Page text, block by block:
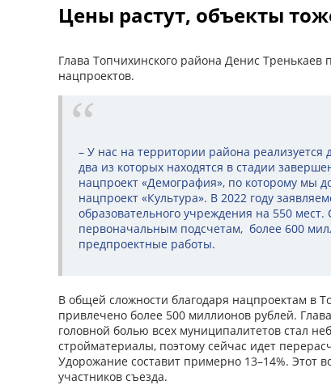
Цены растут, объекты
Глава Топчихинского района Денис Тренькаев
нацпроектов.
– У нас на территории района реализуется
два из которых находятся в стадии
нацпроект «Демография», по которому мы
нацпроект «Культура». В 2022 году
образовательного учреждения на 550 мест.
первоначальным подсчетам, более 600
предпроектные работы.
В общей сложности благодаря нацпроектам в
привлечено более 500 миллионов рублей.
головной болью всех муниципалитетов стал
стройматериалы, поэтому сейчас идет
Удорожание составит примерно 13–14%. Этот
участников съезда.